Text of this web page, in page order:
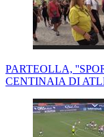
PARTEOLLA,
CENTINAIA DI